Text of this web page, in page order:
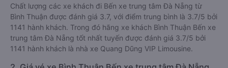
Chất lượng các xe khách đi Bến xe trung tâm Đà Nẵng từ
Bình Thuận được đánh giá 3.7, với điểm trung bình là 3.7/5 bởi
1141 hành khách. Trong đó hãng xe khách Bình Thuận Bến xe
trung tâm Đà Nẵng tốt nhất tuyến được đánh giá 3.7/5 bởi
1141 hành khách là nhà xe Quang Dũng VIP Limousine.